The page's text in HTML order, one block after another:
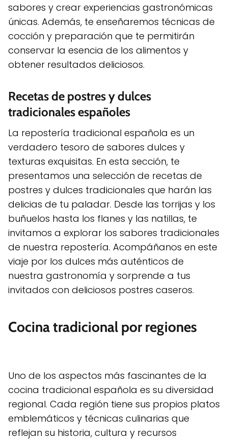
sabores y crear experiencias gastronómicas
únicas. Además, te enseñaremos técnicas de
cocción y preparación que te permitirán
conservar la esencia de los alimentos y
obtener resultados deliciosos.
Recetas de postres y dulces
tradicionales españoles
La repostería tradicional española es un
verdadero tesoro de sabores dulces y
texturas exquisitas. En esta sección, te
presentamos una selección de recetas de
postres y dulces tradicionales que harán las
delicias de tu paladar. Desde las torrijas y los
buñuelos hasta los flanes y las natillas, te
invitamos a explorar los sabores tradicionales
de nuestra repostería. Acompáñanos en este
viaje por los dulces más auténticos de
nuestra gastronomía y sorprende a tus
invitados con deliciosos postres caseros.
Cocina tradicional por regiones
Uno de los aspectos más fascinantes de la
cocina tradicional española es su diversidad
regional. Cada región tiene sus propios platos
emblemáticos y técnicas culinarias que
reflejan su historia, cultura y recursos